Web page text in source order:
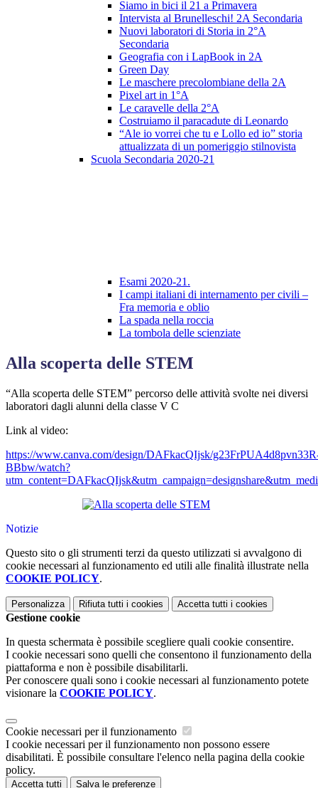
Siamo in bici il 21 a Primavera
Intervista al Brunelleschi! 2A Secondaria
Nuovi laboratori di Storia in 2°A
Secondaria
Geografia con i LapBook in 2A
Green Day
Le maschere precolombiane della 2A
Pixel art in 1°A
Le caravelle della 2°A
Costruiamo il paracadute di Leonardo
“Ale io vorrei che tu e Lollo ed io” storia
attualizzata di un pomeriggio stilnovista
Scuola Secondaria 2020-21
Esami 2020-21.
I campi italiani di internamento per civili –
Fra memoria e oblio
La spada nella roccia
La tombola delle scienziate
Alla scoperta delle STEM
“Alla scoperta delle STEM” percorso delle attività svolte nei diversi
laboratori dagli alunni della classe V C
Link al video:
https://www.canva.com/design/DAFkacQIjsk/
BBbw/watch?
Notizie
Questo sito o gli strumenti terzi da questo utilizzati si avvalgono di
cookie necessari al funzionamento ed utili alle finalità illustrate nella
COOKIE POLICY.
Personalizza Rifiuta tutti i cookies Accetta tutti i cookies
Gestione cookie
In questa schermata è possibile scegliere quali cookie consentire.
I cookie necessari sono quelli che consentono il funzionamento della
piattaforma e non è possibile disabilitarli.
Per conoscere quali sono i cookie necessari al funzionamento potete
visionare la COOKIE POLICY.
Cookie necessari per il funzionamento
I cookie necessari per il funzionamento non possono essere
disabilitati. È possibile consultare l'elenco nella pagina della cookie
policy.
Accetta tutti Salva le preferenze